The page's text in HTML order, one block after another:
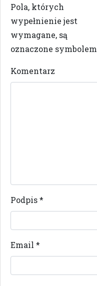
Pola, których
wypełnienie jest
wymagane, są
oznaczone symbolem
Komentarz
Podpis*
Email *